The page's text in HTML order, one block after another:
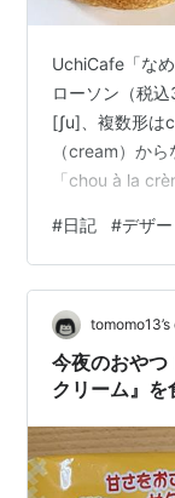
UchiCafe「な
ローソン（税
[ʃu]、複数形は
（cream）か
「chou à la
するブログ（ガ
クリーム」に
なるので必ず
リームは種類も
もいえると思
分…
#日記 #デザー
今夜のおやつ
クリーム』を